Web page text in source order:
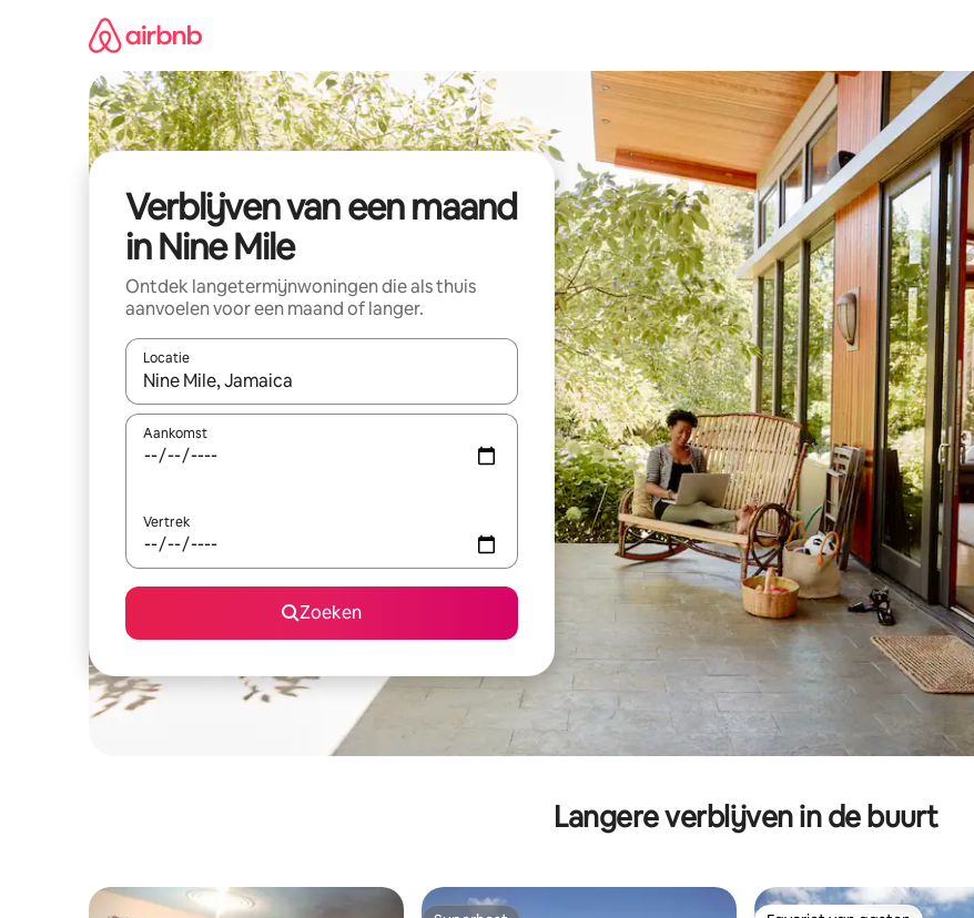
Verblijven van een maand
in Nine Mile
Ontdek langetermijnwoningen die als thuis
aanvoelen voor een maand of langer.
Locatie
Wanneer er resultaten beschikbaar zijn, maak je een keuze met je de pijltjestoetsen omhoog en omlaag, óf door te
Aankomst
Vertrek
Zoeken
Langere verblijven in de buurt